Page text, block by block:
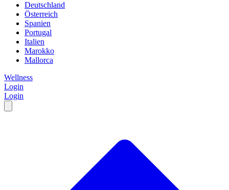
Deutschland
Österreich
Spanien
Portugal
Italien
Marokko
Mallorca
Wellness
Login
Login